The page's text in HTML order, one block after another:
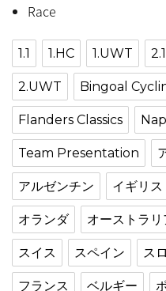
Race
1.1 1.HC 1.UWT 2.1
2.UWT Bingoal
Flanders Classics
Team Presentation
アルゼンチン イギリス
オランダ オーストラリ
スイス スペイン ス
フランス ベルギー